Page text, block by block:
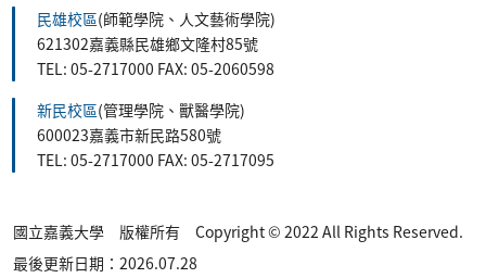
民雄校區(師範學院、人文藝術學院)
621302嘉義縣民雄鄉文隆村85號
TEL: 05-2717000 FAX: 05-2060598
新民校區(管理學院、獸醫學院)
600023嘉義市新民路580號
TEL: 05-2717000 FAX: 05-2717095
國立嘉義大學 版權所有 Copyright © 2022 All Rights Reserved.
最後更新日期：2026.07.28